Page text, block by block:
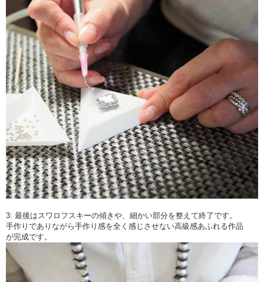
3: 最後はスワロフスキーの傾きや、細かい部分を整えて終了です。
手作りでありながら手作り感を全く感じさせない高級感あふれる作品
が完成です。